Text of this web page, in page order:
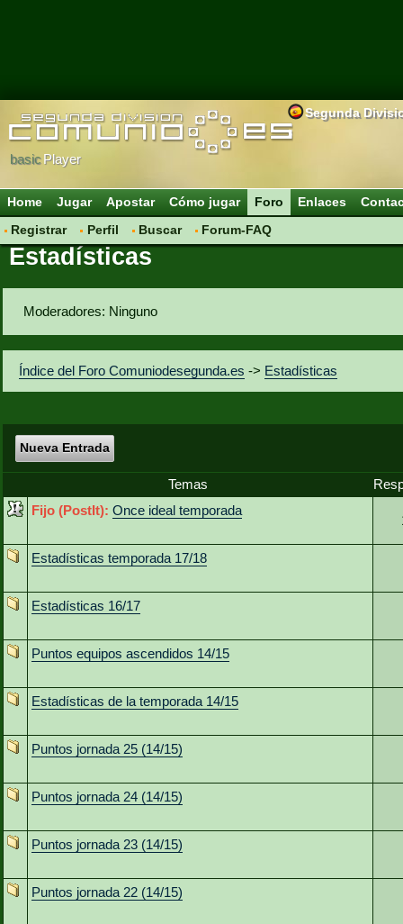
Segunda
basicPlayer
Home Jugar Apostar Cómo jugar
Foro
Registrar
Perfil Buscar Forum-FAQ
Enlaces
Estadísticas
Moderadores: Ninguno
Índice del Foro Comuniodesegunda.es -> Estadísticas
Nueva Entrada
Temas
Fijo (PostIt): Once ideal temporada
Estadísticas temporada 17/18
Estadísticas 16/17
Puntos equipos ascendidos 14/15
Estadísticas de la temporada 14/15
Puntos jornada 25 (14/15)
Puntos jornada 24 (14/15)
Puntos jornada 23 (14/15)
Puntos jornada 22 (14/15)